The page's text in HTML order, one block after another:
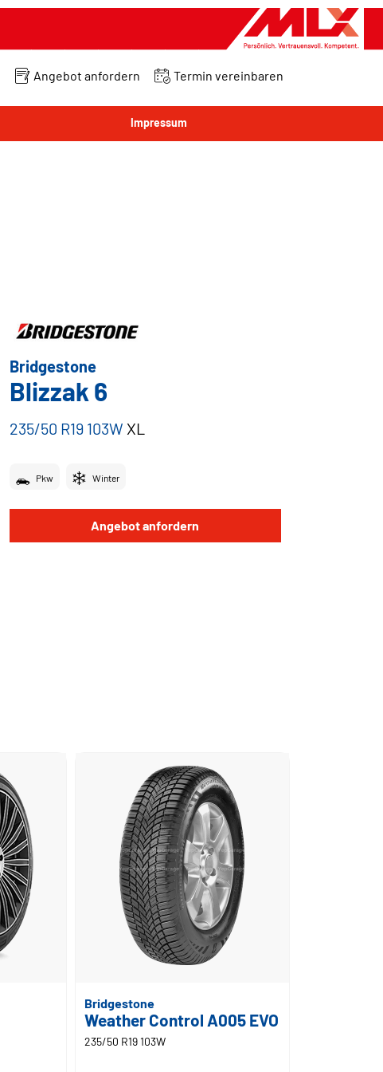
Angebot anfordern Termin vereinbaren
Impressum
Bridgestone
Blizzak 6
235/50 R19 103W XL
Pkw Winter
Angebot anfordern
Bridgestone
Weather Control A005 EVO
235/50 R19 103W